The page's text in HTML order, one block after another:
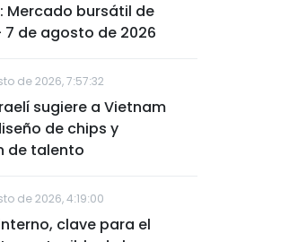
Mercado bursátil de
de agosto de 2026
de 2026, 7:57:32
sugiere a Vietnam
de chips y
de talento
de 2026, 4:19:00
clave para el